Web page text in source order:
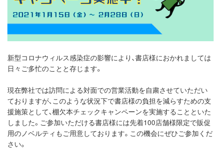
新型コロナウィルス感染症の影響により、書店様におかれましては
日々ご多忙のことと存じます。
現在弊社では訪問による対面での営業活動を自粛させていただい
ておりますが、このような状況下で書店様の負担を減らすための支
援施策として、棚欠本チェックキャンペーンを実施することといた
しました。ご参加いただける書店様には先着100店舗様限定で販促
用のノベルティもご用意しております。この機会にぜひご参加くだ
さい。